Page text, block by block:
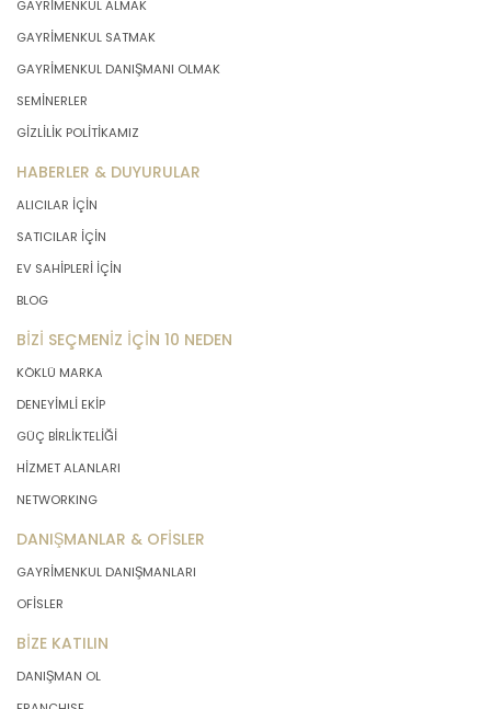
GAYRİMENKUL ALMAK
GAYRİMENKUL SATMAK
GAYRİMENKUL DANIŞMANI OLMAK
SEMİNERLER
GİZLİLİK POLİTİKAMIZ
HABERLER & DUYURULAR
ALICILAR İÇİN
SATICILAR İÇİN
EV SAHİPLERİ İÇİN
BLOG
BİZİ SEÇMENİZ İÇİN 10 NEDEN
KÖKLÜ MARKA
DENEYİMLİ EKİP
GÜÇ BİRLİKTELİĞİ
HİZMET ALANLARI
NETWORKING
DANIŞMANLAR & OFİSLER
GAYRİMENKUL DANIŞMANLARI
OFİSLER
BİZE KATILIN
DANIŞMAN OL